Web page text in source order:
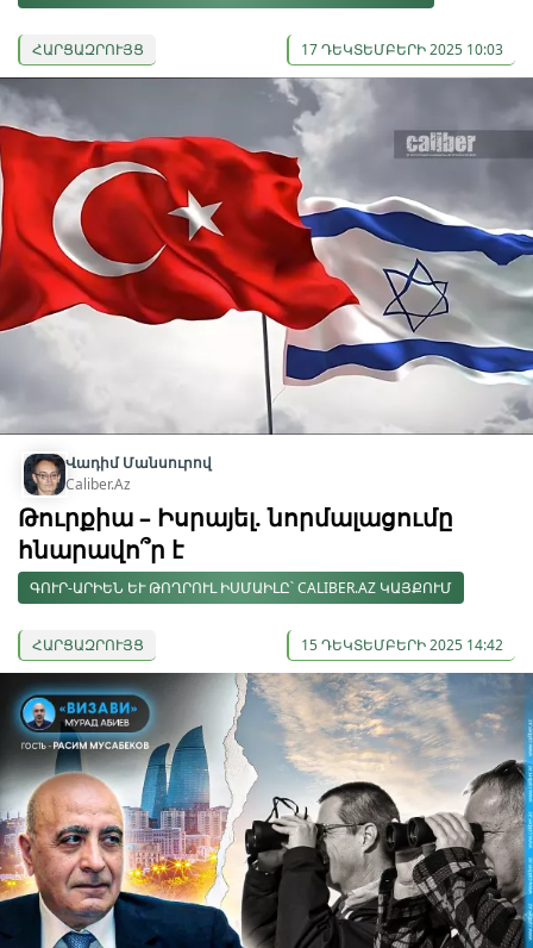
ՀԱՐՑԱԶՐՈՒՅՑ 17 ԴԵԿՏԵՄԲԵՐԻ 2025 10:03
Վադիմ Մանսուրով
Caliber.Az
Թուրքիա – Իսրայել. նորմալացումը
հնարավո՞ր է
ԳՈՒՐ-ԱՐԻԵՆ ԵՒ ԹՈՂՐՈՒԼ ԻՍՄԱԻԼԸ՝ CALIBER.AZ ԿԱՅՔՈՒՄ
ՀԱՐՑԱԶՐՈՒՅՑ 15 ԴԵԿՏԵՄԲԵՐԻ 2025 14:42